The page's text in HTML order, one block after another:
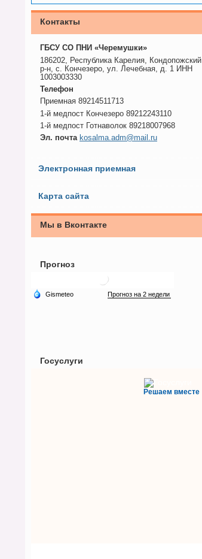
Контакты
ГБСУ СО ПНИ «Черемушки»
186202, Республика Карелия, Кондопожский
р-н, с. Кончезеро, ул. Лечебная, д. 1 ИНН
1003003330
Телефон
Приемная 89214511713
1-й медпост Кончезеро 89212243110
1-й медпост Готнаволок 89218007968
Эл. почта kosalma.adm@mail.ru
Электронная приемная
Карта сайта
Мы в Вконтакте
Прогноз
Госуслуги
Решаем вместе